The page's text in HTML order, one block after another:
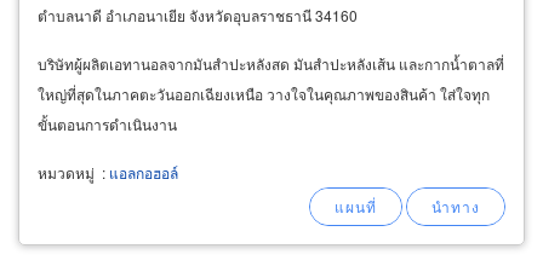
ตำบลนาดี อำเภอนาเยีย จังหวัดอุบลราชธานี 34160
บริษัทผู้ผลิตเอทานอลจากมันสำปะหลังสด มันสำปะหลังเส้น และกากน้ำตาลที่
ใหญ่ที่สุดในภาคตะวันออกเฉียงเหนือ วางใจในคุณภาพของสินค้า ใส่ใจทุก
ขั้นตอนการดำเนินงาน
หมวดหมู่ : แอลกอฮอล์